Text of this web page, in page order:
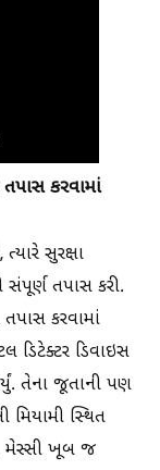
કરવામાં
સુરક્ષા
સંપૂર્ણ તપાસ કરી.
કરવામાં
ડિટેક્ટર ડિવાઇસ
તેના જૂતાની પણ
મિયામી સ્થિત
મેસ્સી ખૂબ જ